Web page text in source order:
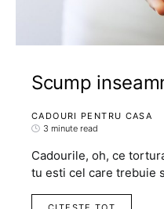
Scump
CADOURI PENTRU CASA
3 minute read
Cadourile, oh, ce
tu esti cel care trebuie